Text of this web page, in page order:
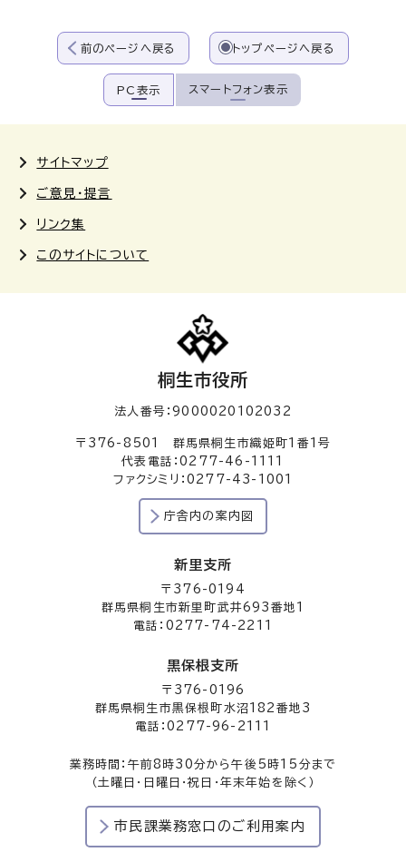
前のページへ戻る トップページへ戻る
PC表示 スマートフォン表示
サイトマップ
ご意見・提言
リンク集
このサイトについて
桐生市役所
法人番号：9000020102032
〒376-8501 群馬県桐生市織姫町1番1号
代表電話：0277-46-1111
ファクシミリ：0277-43-1001
庁舎内の案内図
新里支所
〒376-0194
群馬県桐生市新里町武井693番地1
電話：0277-74-2211
黒保根支所
〒376-0196
群馬県桐生市黒保根町水沼182番地3
電話：0277-96-2111
業務時間：午前8時30分から午後5時15分まで
（土曜日・日曜日・祝日・年末年始を除く）
市民課業務窓口のご利用案内